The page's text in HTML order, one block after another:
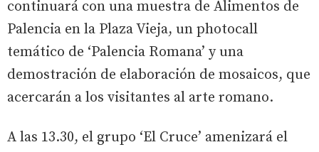
continuará con una muestra de Alimentos de
Palencia en la Plaza Vieja, un photocall
temático de ‘Palencia Romana’ y una
demostración de elaboración de mosaicos, que
acercarán a los visitantes al arte romano.
A las 13.30, el grupo ‘El Cruce’ amenizará el